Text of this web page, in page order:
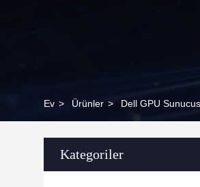
Ev > Ürünler > Dell GPU
Kategoriler